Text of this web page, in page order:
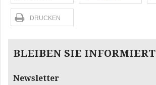
DRUCKEN
BLEIBEN SIE INFORMIERT
Newsletter